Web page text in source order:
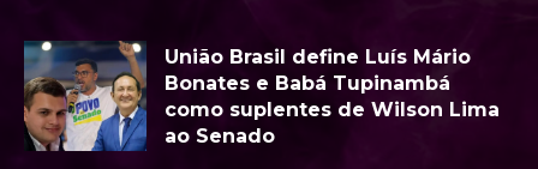
União Brasil define Luís Mário
Bonates e Babá Tupinambá
como suplentes de Wilson Lima
ao Senado